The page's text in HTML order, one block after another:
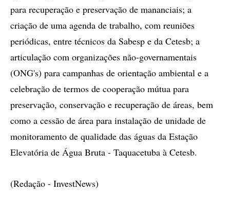
para recuperação e preservação de mananciais; a
criação de uma agenda de trabalho, com reuniões
periódicas, entre técnicos da Sabesp e da Cetesb; a
articulação com organizações não-governamentais
(ONG's) para campanhas de orientação ambiental e a
celebração de termos de cooperação mútua para
preservação, conservação e recuperação de áreas, bem
como a cessão de área para instalação de unidade de
monitoramento de qualidade das águas da Estação
Elevatória de Água Bruta - Taquacetuba à Cetesb.
(Redação - InvestNews)